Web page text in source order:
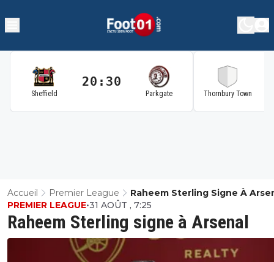
Sheffield
20:30
Parkgate Thornbury Town
Accueil Premier League Raheem Sterling Signe À
Raheem Sterling signe à Arsenal
PREMIER LEAGUE•31 AOÛT , 7:25